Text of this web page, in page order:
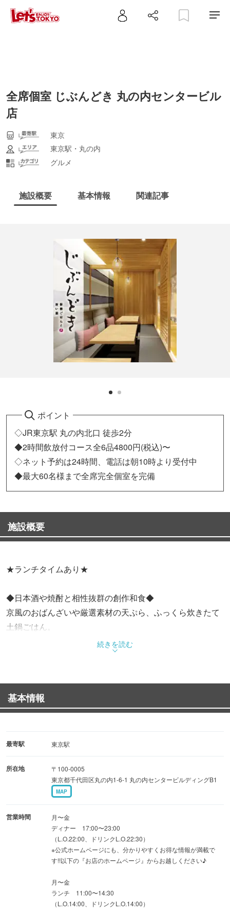
全席個室 じぶんどき 丸の内センタービル
店
東京
東京駅・丸の内
グルメ
施設概要 基本情報 関連記事
ポイント
◇JR東京駅 丸の内北口 徒歩2分
◆2時間飲放付コース全6品4800円(税込)〜
◇ネット予約は24時間、電話は朝10時より受付中
◆最大60名様まで全席完全個室を完備
施設概要
★ランチタイムあり★
◆日本酒や焼酎と相性抜群の創作和食◆
京風のおばんざいや厳選素材の天ぷら、ふっくら炊きたて
土鍋ごはん。
調味料までこだわり抜いたお料理の数々をお愉しみくださ
◆シーンに合わせてご利用いただける個室◆
おこもり感あふれる上質なプライベート空間。
ゆっくりと語らえる、プレミアムなひとときをお過ごしく
2h飲み放題付き4800円(税込)〜ご用意ございます。
早い時間（〜17時）・遅い時間（21時〜）はもっとお得
お得な割引クーポンはクーポンページをご覧ください♪
続きを読む
基本情報
最寄駅 東京駅
所在地
〒100-0005
東京都千代田区丸の内1-6-1 丸の内センタービルディングB1
MAP
営業時間
月〜金
ディナー 17:00〜23:00
（L.O.22:00、ドリンクL.O.22:30）
※公式ホームページにも、分かりやすくお得な情報が満載で
す!!以下の『お店のホームページ』からお越しください♪
月〜金
ランチ 11:00〜14:30
（L.O.14:00、ドリンクL.O.14:00）